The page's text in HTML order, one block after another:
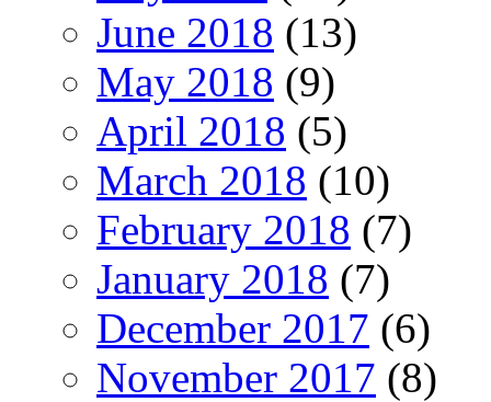
June 2018 (13)
May 2018 (9)
April 2018 (5)
March 2018 (10)
February 2018 (7)
January 2018 (7)
December 2017 (6)
November 2017 (8)